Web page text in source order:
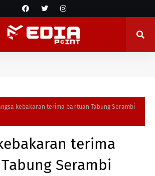
kebakaran terima bantuan Tabung Serambi
terima
Serambi